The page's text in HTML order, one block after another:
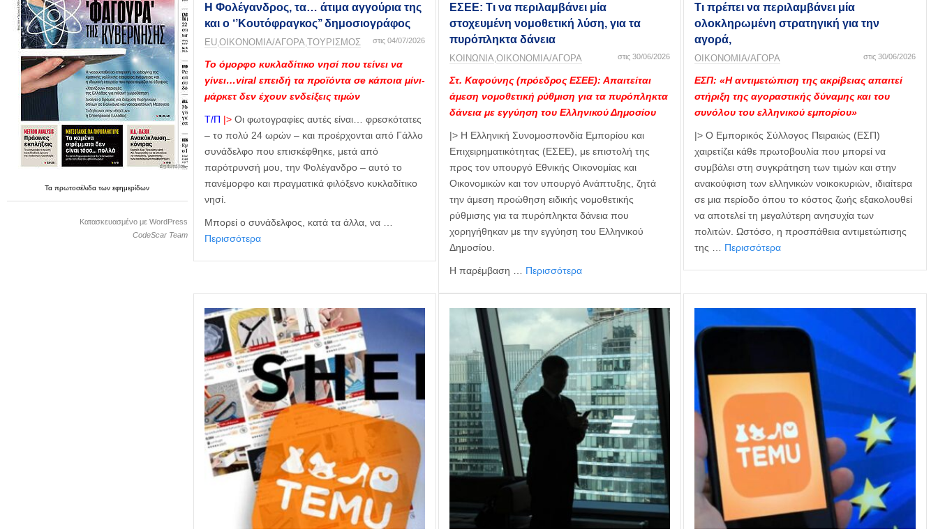
Ταπρωτοσέλιδατωνεφημερίδων
Κατασκευασμένο με WordPress
CodeScar Team
Η Φολέγανδρος, τα… άτιμα αγγούρια της
και ο ‘’Κουτόφραγκος’’ δημοσιογράφος
ΕU, ΟΙΚΟΝΟΜΙΑ/ΑΓΟΡΑ ΤΟΥΡΙΣΜΟΣ στις 04/07/2026
Το όμορφο κυκλαδίτικο νησί που τείνει να
γίνει…viral επειδή τα προϊόντα σe κάποια μίνι-
μάρκετ δεν έχουν ενδείξεις τιμών
Τ/Π |>Οι φωτογραφίες αυτές είναι… φρεσκότατες
– το πολύ 24 ωρών – και προέρχονται από Γάλλο
συνάδελφο που επισκέφθηκε, μετά από
παρότρυνσή μου, την Φολέγανδρο – αυτό το
πανέμορφο και πραγματικά φιλόξενο κυκλαδίτικο
νησί.
Μπορεί ο συνάδελφος, κατά τα άλλα, να …
Περισσότερα
ΕΣΕΕ: Τι να περιλαμβάνει μία
στοχευμένη νομοθετική λύση, για τα
πυρόπληκτα δάνεια
ΚΟΙΝΩΝΙΑ ,ΟΙΚΟΝΟΜΙΑ/ΑΓΟΡΑ στις 30/06/2026
Στ. Καφούνης (πρόεδρος ΕΣΕΕ): Απαιτείται
άμεση νομοθετική ρύθμιση για τα πυρόπληκτα
δάνεια με εγγύηση του Ελληνικού Δημοσίου
|> Η Ελληνική Συνομοσπονδία Εμπορίου και
Επιχειρηματικότητας (ΕΣΕΕ), με επιστολή της
προς τον υπουργό Εθνικής Οικονομίας και
Οικονομικών και τον υπουργό Ανάπτυξης, ζητά
την άμεση προώθηση ειδικής νομοθετικής
ρύθμισης για τα πυρόπληκτα δάνεια που
χορηγήθηκαν με την εγγύηση του Ελληνικού
Δημοσίου.
Η παρέμβαση … Περισσότερα
Τι πρέπει να περιλαμβάνει μία
ολοκληρωμένη στρατηγική για την
αγορά,
ΟΙΚΟΝΟΜΙΑ/ΑΓΟΡΑ στις 30/06/2026
ΕΣΠ: «Η αντιμετώπιση της ακρίβειας απαιτεί
στήριξη της αγοραστικής δύναμης και του
συνόλου του ελληνικού εμπορίου»
|> Ο Εμπορικός Σύλλογος Πειραιώς (ΕΣΠ)
χαιρετίζει κάθε πρωτοβουλία που μπορεί να
συμβάλει στη συγκράτηση των τιμών και στην
ανακούφιση των ελληνικών νοικοκυριών, ιδιαίτερα
σε μια περίοδο όπου το κόστος ζωής εξακολουθεί
να αποτελεί τη μεγαλύτερη ανησυχία των
πολιτών. Ωστόσο, η προσπάθεια αντιμετώπισης
της … Περισσότερα